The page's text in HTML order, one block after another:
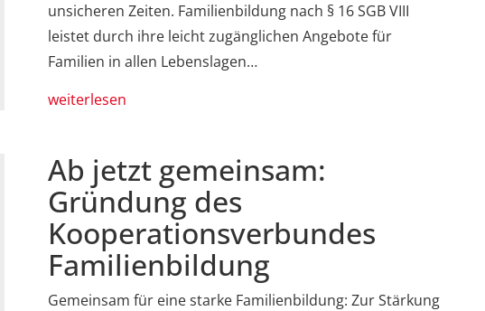
unsicheren Zeiten. Familienbildung nach § 16 SGB VIII
leistet durch ihre leicht zugänglichen Angebote für
Familien in allen Lebenslagen…
weiterlesen
Ab jetzt gemeinsam:
Gründung des
Kooperationsverbundes
Familienbildung
Gemeinsam für eine starke Familienbildung: Zur Stärkung